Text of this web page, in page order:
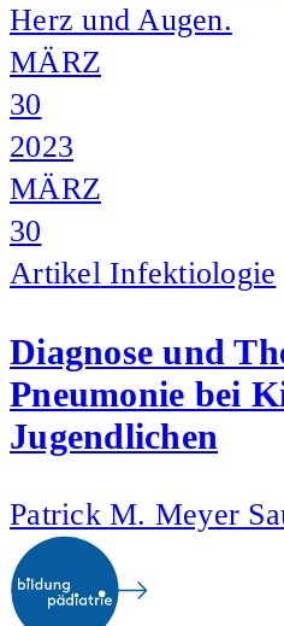
Herz und Augen.
MÄRZ
30
2023
MÄRZ
30
Artikel Infektiologie
Diagnose und
Pneumonie bei
Jugendlichen
Patrick M. Meyer